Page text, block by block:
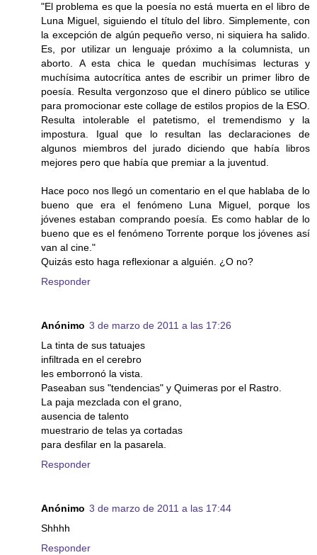
"El problema es que la poesía no está muerta en el libro de
Luna Miguel, siguiendo el título del libro. Simplemente, con
la excepción de algún pequeño verso, ni siquiera ha salido.
Es, por utilizar un lenguaje próximo a la columnista, un
aborto. A esta chica le quedan muchísimas lecturas y
muchísima autocrítica antes de escribir un primer libro de
poesía. Resulta vergonzoso que el dinero público se utilice
para promocionar este collage de estilos propios de la ESO.
Resulta intolerable el patetismo, el tremendismo y la
impostura. Igual que lo resultan las declaraciones de
algunos miembros del jurado diciendo que había libros
mejores pero que había que premiar a la juventud.
Hace poco nos llegó un comentario en el que hablaba de lo
bueno que era el fenómeno Luna Miguel, porque los
jóvenes estaban comprando poesía. Es como hablar de lo
bueno que es el fenómeno Torrente porque los jóvenes así
van al cine."
Quizás esto haga reflexionar a alguién. ¿O no?
Responder
Anónimo 3 de marzo de 2011 a las 17:26
La tinta de sus tatuajes
infiltrada en el cerebro
les emborronó la vista.
Paseaban sus "tendencias" y Quimeras por el Rastro.
La paja mezclada con el grano,
ausencia de talento
muestrario de telas ya cortadas
para desfilar en la pasarela.
Responder
Anónimo 3 de marzo de 2011 a las 17:44
Shhhh
Responder